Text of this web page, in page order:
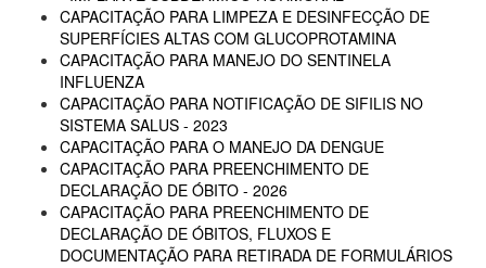
CAPACITAÇÃO PARA LIMPEZA E DESINFECÇÃO DE
SUPERFÍCIES ALTAS COM GLUCOPROTAMINA
CAPACITAÇÃO PARA MANEJO DO SENTINELA
INFLUENZA
CAPACITAÇÃO PARA NOTIFICAÇÃO DE SIFILIS NO
SISTEMA SALUS - 2023
CAPACITAÇÃO PARA O MANEJO DA DENGUE
CAPACITAÇÃO PARA PREENCHIMENTO DE
DECLARAÇÃO DE ÓBITO - 2026
CAPACITAÇÃO PARA PREENCHIMENTO DE
DECLARAÇÃO DE ÓBITOS, FLUXOS E
DOCUMENTAÇÃO PARA RETIRADA DE FORMULÁRIOS